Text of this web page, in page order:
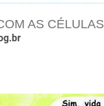
AS CÉLULAS